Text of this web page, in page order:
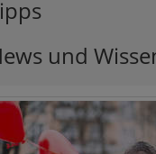
und